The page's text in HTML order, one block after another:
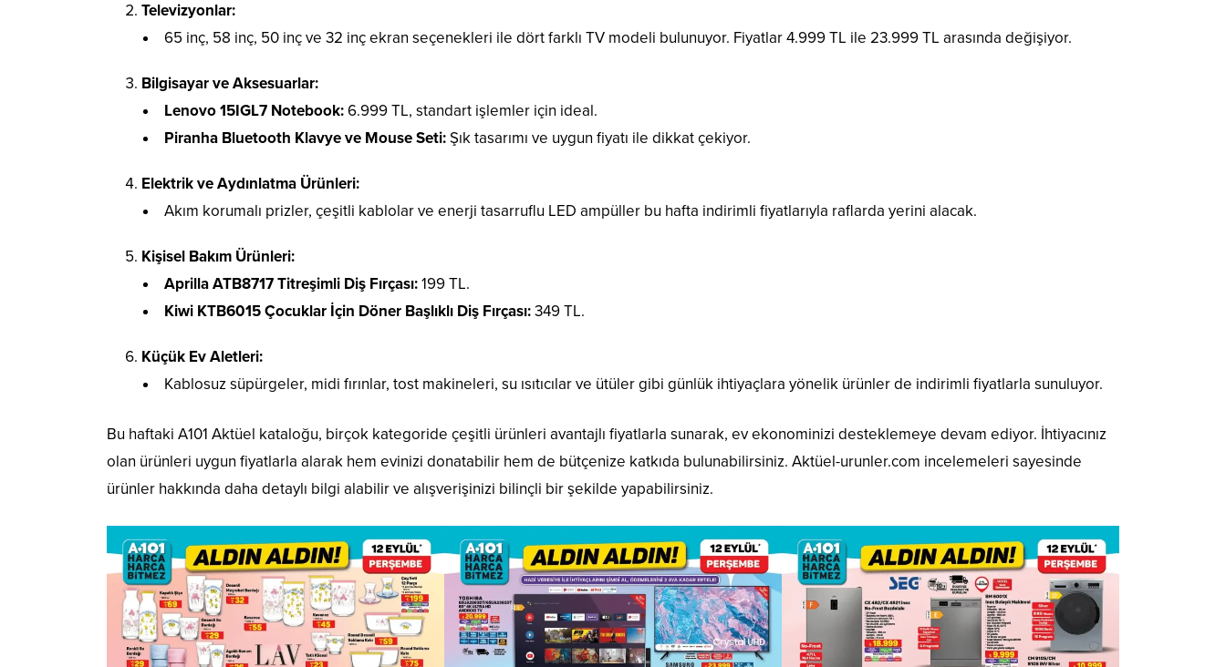
Televizyonlar:
65 inç, 58 inç, 50 inç ve 32 inç ekran seçenekleri ile dört farklı TV modeli bulunuyor. Fiyatlar 4.999 TL ile 23.999 TL arasında değişiyor.
Bilgisayar ve Aksesuarlar:
Lenovo 15IGL7 Notebook:6.999 TL, standart işlemler için ideal.
Piranha Bluetooth Klavye ve Mouse Seti:Şık tasarımı ve uygun fiyatı ile dikkat çekiyor.
Elektrik ve Aydınlatma Ürünleri:
Akım korumalı prizler, çeşitli kablolar ve enerji tasarruflu LED ampüller bu hafta indirimli fiyatlarıyla raflarda yerini alacak.
Kişisel Bakım Ürünleri:
Aprilla ATB8717 Titreşimli Diş Fırçası:199 TL.
Kiwi KTB6015 Çocuklar İçin Döner Başlıklı Diş Fırçası:349 TL.
Küçük Ev Aletleri:
Kablosuz süpürgeler, midi fırınlar, tost makineleri, su ısıtıcılar ve ütüler gibi günlük ihtiyaçlara yönelik ürünler de indirimli fiyatlarla sunuluyor.
Bu haftaki A101 Aktüel kataloğu, birçok kategoride çeşitli ürünleri avantajlı fiyatlarla sunarak, ev ekonominizi desteklemeye devam ediyor. İhtiyacınız
olan ürünleri uygun fiyatlarla alarak hem evinizi donatabilir hem de bütçenize katkıda bulunabilirsiniz. Aktüel-urunler.com incelemeleri sayesinde
ürünler hakkında daha detaylı bilgi alabilir ve alışverişinizi bilinçli bir şekilde yapabilirsiniz.